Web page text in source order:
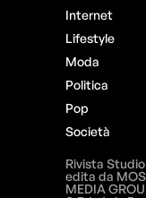
Internet
Lifestyle
Moda
Politica
Pop
Società
Rivista
edita da
MEDIA